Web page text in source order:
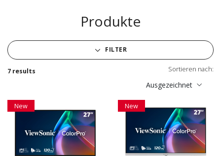
Produkte
FILTER
7 results Sortieren nach:
Ausgezeichnet
New New